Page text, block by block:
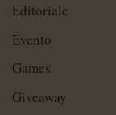
Editoriale
Evento
Games
Giveaway